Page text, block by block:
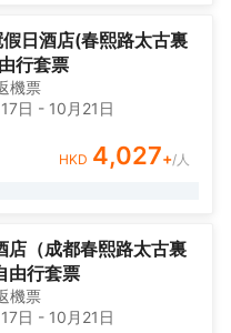
立衞生間,舒適大床及沙發等
的打掃人員,酒級的床品一客
您的出行無不體現出“家外
日酒店(春熙路太古裏
行套票
機票
日 - 10月21日
HKD 4,027+/人
店（成都春熙路太古裏
由行套票
機票
日 - 10月21日